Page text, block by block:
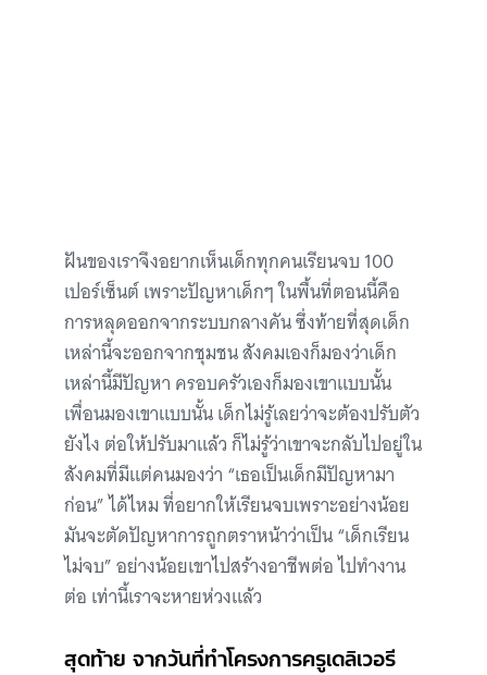
ฝันของเราจึงอยากเห็นเด็กทุกคนเรียนจบ 100
เปอร์เซ็นต์ เพราะปัญหาเด็กๆ ในพื้นที่ตอนนี้คือ
การหลุดออกจากระบบกลางคัน ซึ่งท้ายที่สุดเด็ก
เหล่านี้จะออกจากชุมชน สังคมเองก็มองว่าเด็ก
เหล่านี้มีปัญหา ครอบครัวเองก็มองเขาแบบนั้น
เพื่อนมองเขาแบบนั้น เด็กไม่รู้เลยว่าจะต้องปรับตัว
ยังไง ต่อให้ปรับมาแล้ว ก็ไม่รู้ว่าเขาจะกลับไปอยู่ใน
สังคมที่มีแต่คนมองว่า “เธอเป็นเด็กมีปัญหามา
ก่อน” ได้ไหม ที่อยากให้เรียนจบเพราะอย่างน้อย
มันจะตัดปัญหาการถูกตราหน้าว่าเป็น “เด็กเรียน
ไม่จบ” อย่างน้อยเขาไปสร้างอาชีพต่อ ไปทำงาน
ต่อ เท่านี้เราจะหายห่วงแล้ว
สุดท้าย จากวันที่ทำโครงการครูเดลิเวอรี